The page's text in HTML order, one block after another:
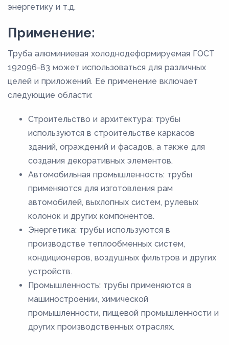
энергетику и т.д.
Применение:
Труба алюминиевая холоднодеформируемая ГОСТ
192096-83 может использоваться для различных
целей и приложений. Ее применение включает
следующие области:
Строительство и архитектура: трубы
используются в строительстве каркасов
зданий, ограждений и фасадов, а также для
создания декоративных элементов.
Автомобильная промышленность: трубы
применяются для изготовления рам
автомобилей, выхлопных систем, рулевых
колонок и других компонентов.
Энергетика: трубы используются в
производстве теплообменных систем,
кондиционеров, воздушных фильтров и других
устройств.
Промышленность: трубы применяются в
машиностроении, химической
промышленности, пищевой промышленности и
других производственных отраслях.